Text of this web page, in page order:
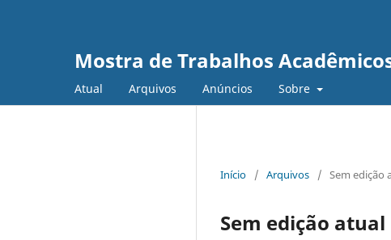
Mostra de Trabalhos
Atual Arquivos Anúncios Sobre
Início / Arquivos / Sem edição
Sem edição atual